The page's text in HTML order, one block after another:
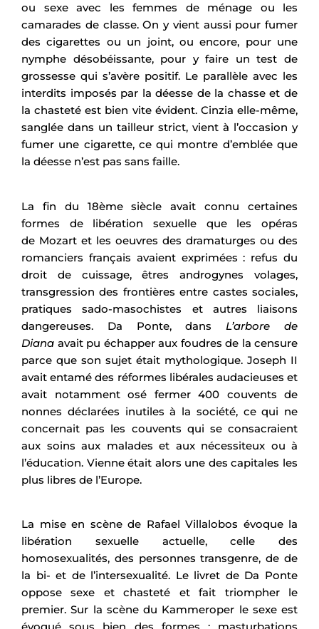
ou sexe avec les femmes de ménage ou les
camarades de classe. On y vient aussi pour fumer
des cigarettes ou un joint, ou encore, pour une
nymphe désobéissante, pour y faire un test de
grossesse qui s’avère positif. Le parallèle avec les
interdits imposés par la déesse de la chasse et de
la chasteté est bien vite évident. Cinzia elle-même,
sanglée dans un tailleur strict, vient à l’occasion y
fumer une cigarette, ce qui montre d’emblée que
la déesse n’est pas sans faille.
La fin du 18ème siècle avait connu certaines
formes de libération sexuelle que les opéras
de Mozart et les oeuvres des dramaturges ou des
romanciers français avaient exprimées : refus du
droit de cuissage, êtres androgynes volages,
transgression des frontières entre castes sociales,
pratiques sado-masochistes et autres liaisons
dangereuses. Da Ponte, dans L’arbore de
Diana avait pu échapper aux foudres de la censure
parce que son sujet était mythologique. Joseph II
avait entamé des réformes libérales audacieuses et
avait notamment osé fermer 400 couvents de
nonnes déclarées inutiles à la société, ce qui ne
concernait pas les couvents qui se consacraient
aux soins aux malades et aux nécessiteux ou à
l’éducation. Vienne était alors une des capitales les
plus libres de l’Europe.
La mise en scène de Rafael Villalobos évoque la
libération sexuelle actuelle, celle des
homosexualités, des personnes transgenre, de de
la bi- et de l’intersexualité. Le livret de Da Ponte
oppose sexe et chasteté et fait triompher le
premier. Sur la scène du Kammeroper le sexe est